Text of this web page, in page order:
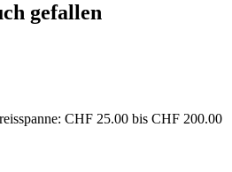
gefallen
CHF 25.00 bis CHF 200.00